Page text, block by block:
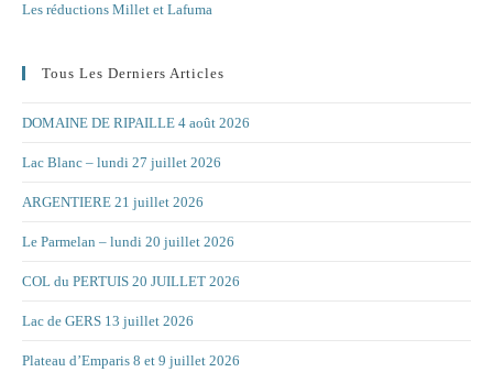
Les réductions Millet et Lafuma
Tous Les Derniers Articles
DOMAINE DE RIPAILLE 4 août 2026
Lac Blanc – lundi 27 juillet 2026
ARGENTIERE 21 juillet 2026
Le Parmelan – lundi 20 juillet 2026
COL du PERTUIS 20 JUILLET 2026
Lac de GERS 13 juillet 2026
Plateau d’Emparis 8 et 9 juillet 2026